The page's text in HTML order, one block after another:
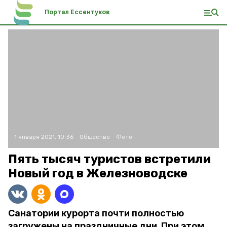
Портал Ессентуков
1 января 2021, 10:36 Общество Фото:
Пять тысяч туристов встретили
Новый год в Железноводске
Санатории курорта почти полностью